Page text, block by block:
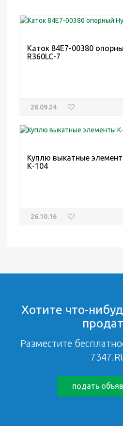
Каток 84E7-00380
R360LC-7
26.09.24
Куплю выкатные
К-104
26.10.16
Хотите что-
Разместите
подать